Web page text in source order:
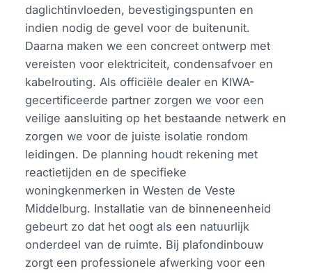
daglichtinvloeden, bevestigingspunten en
indien nodig de gevel voor de buitenunit.
Daarna maken we een concreet ontwerp met
vereisten voor elektriciteit, condensafvoer en
kabelrouting. Als officiële dealer en KIWA-
gecertificeerde partner zorgen we voor een
veilige aansluiting op het bestaande netwerk en
zorgen we voor de juiste isolatie rondom
leidingen. De planning houdt rekening met
reactietijden en de specifieke
woningkenmerken in Westen de Veste
Middelburg. Installatie van de binneneenheid
gebeurt zo dat het oogt als een natuurlijk
onderdeel van de ruimte. Bij plafondinbouw
zorgt een professionele afwerking voor een